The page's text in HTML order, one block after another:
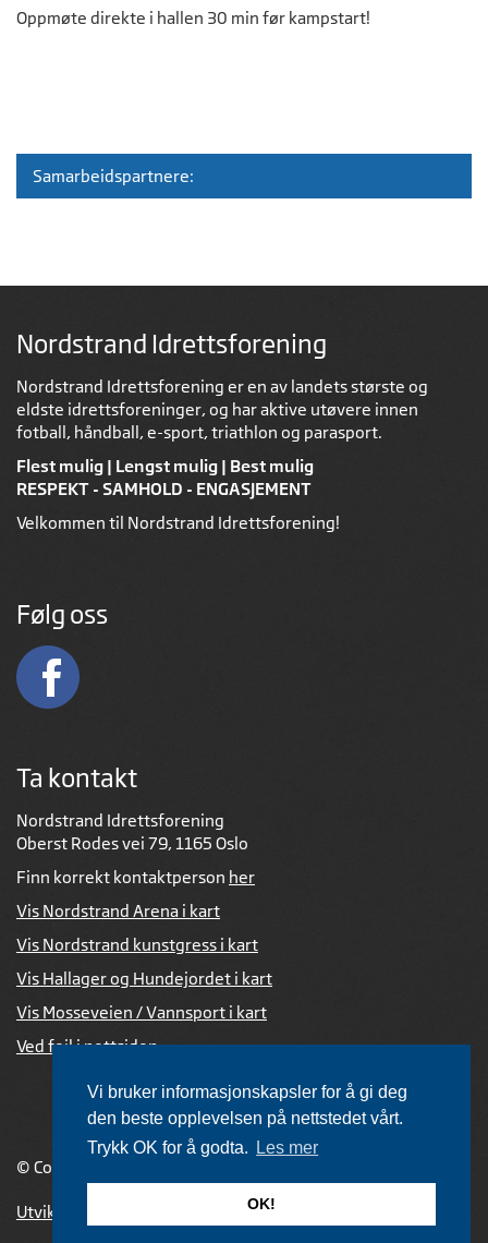
Vi bruker informasjonskapsler for å gi deg
den beste opplevelsen på nettstedet vårt.
Trykk OK for å godta.
Les mer
OK!
Oppmøte direkte i hallen 30 min før kampstart!
Samarbeidspartnere:
Nordstrand Idrettsforening
Nordstrand Idrettsforening er en av landets største og
eldste idrettsforeninger, og har aktive utøvere innen
fotball, håndball, e-sport, triathlon og parasport.
Flest mulig | Lengst mulig | Best mulig
RESPEKT - SAMHOLD - ENGASJEMENT
Velkommen til Nordstrand Idrettsforening!
Følg oss
Ta kontakt
Nordstrand Idrettsforening
Oberst Rodes vei 79, 1165 Oslo
Finn korrekt kontaktperson her
Vis Nordstrand Arena i kart
Vis Nordstrand kunstgress i kart
Vis Hallager og Hundejordet i kart
Vis Mosseveien / Vannsport i kart
Ved feil i nettsiden
© Copyright 2026 |
Utviklet av Netlab publiseres med eRedaktør